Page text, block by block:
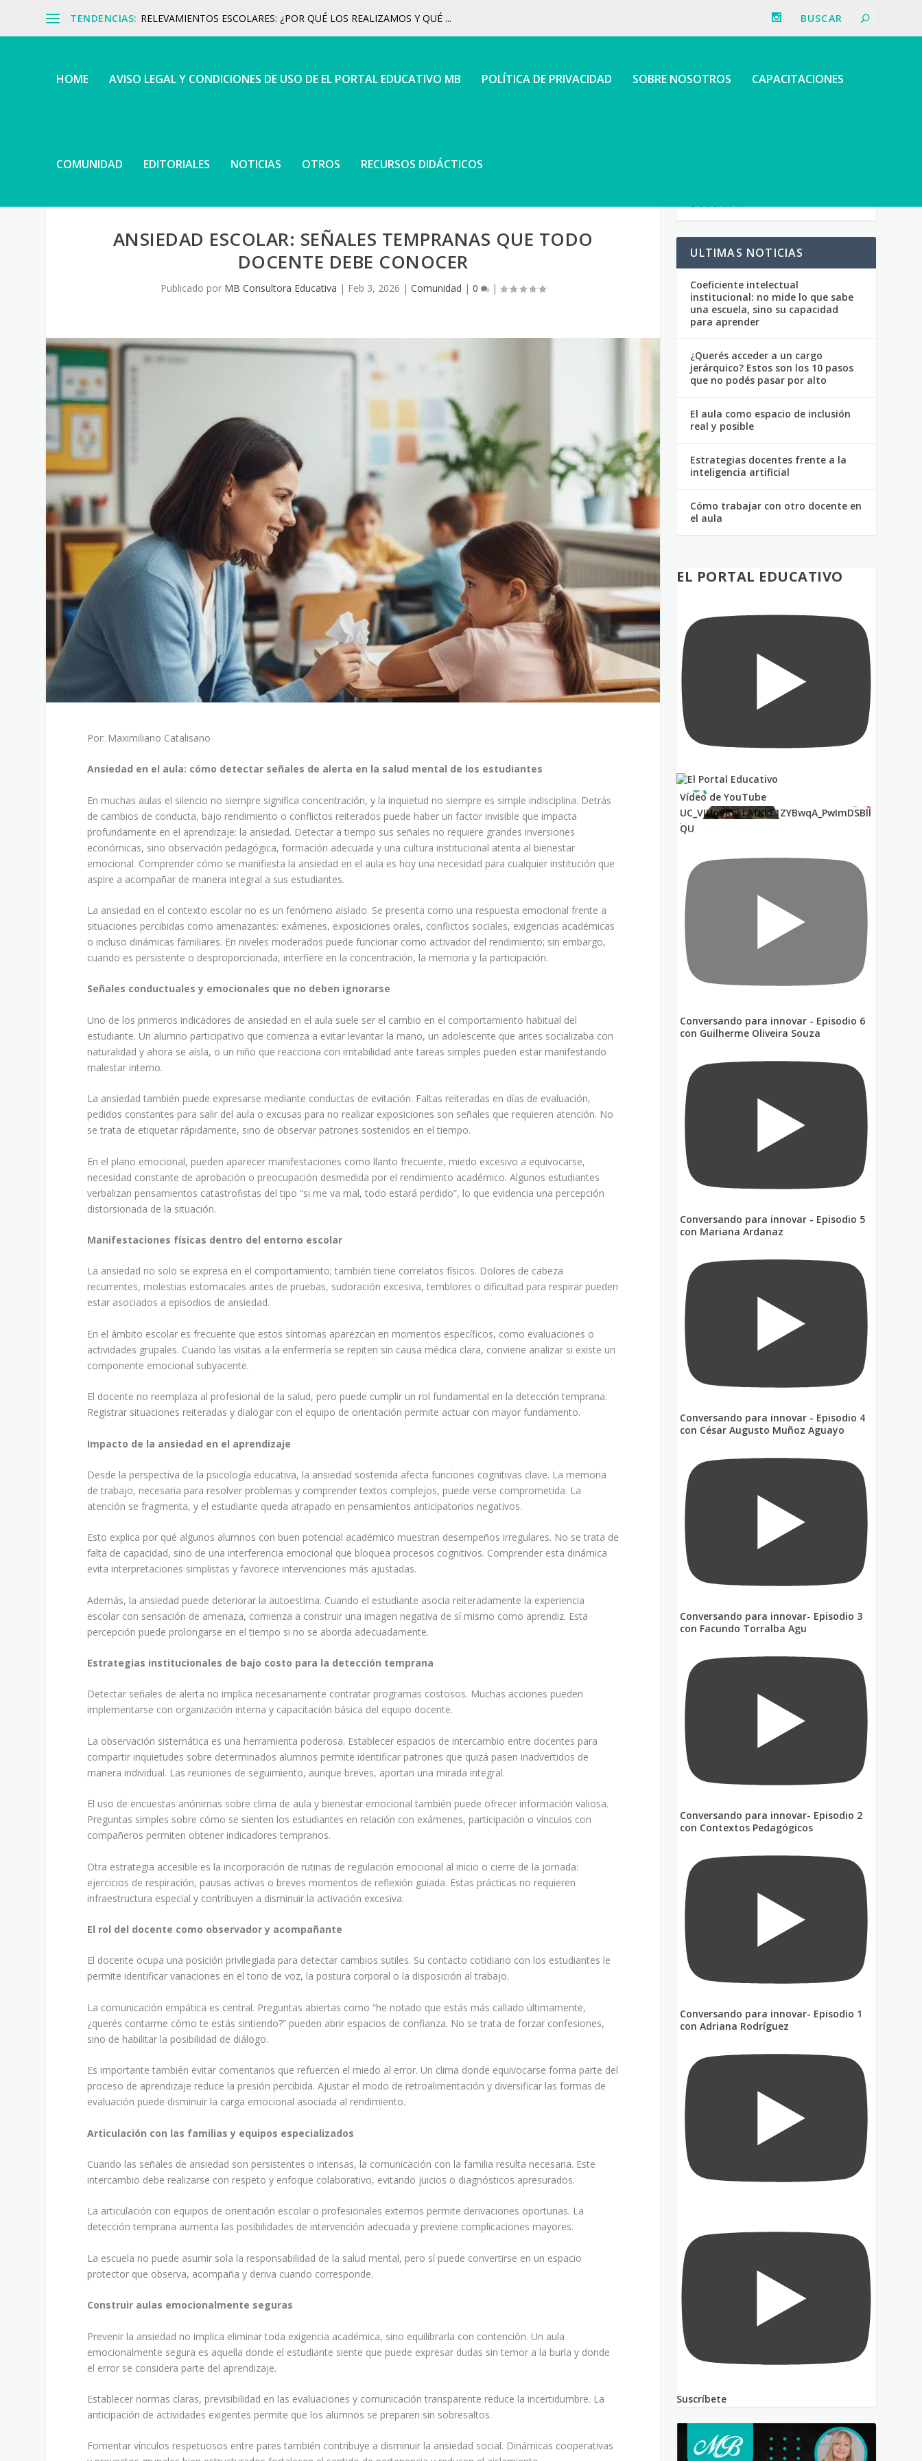
TENDENCIAS: RELEVAMIENTOS ESCOLARES: ¿POR QUÉ LOS REALIZAMOS Y QUÉ ...
HOME AVISO LEGAL Y CONDICIONES DE USO DE EL PORTAL EDUCATIVO MB POLÍTICA DE PRIVACIDAD SOBRE NOSOTROS CAPACITACIONES
COMUNIDAD EDITORIALES NOTICIAS OTROS RECURSOS DIDÁCTICOS
ANSIEDAD ESCOLAR: SEÑALES TEMPRANAS QUE TODO
DOCENTE DEBE CONOCER
Publicado por MB Consultora Educativa | Feb 3, 2026 |Comunidad |0 |
Por: Maximiliano Catalisano
Ansiedad en el aula: cómo detectar señales de alerta en la salud mental de los estudiantes
En muchas aulas el silencio no siempre significa concentración, y la inquietud no siempre es simple indisciplina. Detrás
de cambios de conducta, bajo rendimiento o conflictos reiterados puede haber un factor invisible que impacta
profundamente en el aprendizaje: la ansiedad. Detectar a tiempo sus señales no requiere grandes inversiones
económicas, sino observación pedagógica, formación adecuada y una cultura institucional atenta al bienestar
emocional. Comprender cómo se manifiesta la ansiedad en el aula es hoy una necesidad para cualquier institución que
aspire a acompañar de manera integral a sus estudiantes.
La ansiedad en el contexto escolar no es un fenómeno aislado. Se presenta como una respuesta emocional frente a
situaciones percibidas como amenazantes: exámenes, exposiciones orales, conflictos sociales, exigencias académicas
o incluso dinámicas familiares. En niveles moderados puede funcionar como activador del rendimiento; sin embargo,
cuando es persistente o desproporcionada, interfiere en la concentración, la memoria y la participación.
Señales conductuales y emocionales que no deben ignorarse
Uno de los primeros indicadores de ansiedad en el aula suele ser el cambio en el comportamiento habitual del
estudiante. Un alumno participativo que comienza a evitar levantar la mano, un adolescente que antes socializaba con
naturalidad y ahora se aísla, o un niño que reacciona con irritabilidad ante tareas simples pueden estar manifestando
malestar interno.
La ansiedad también puede expresarse mediante conductas de evitación. Faltas reiteradas en días de evaluación,
pedidos constantes para salir del aula o excusas para no realizar exposiciones son señales que requieren atención. No
se trata de etiquetar rápidamente, sino de observar patrones sostenidos en el tiempo.
En el plano emocional, pueden aparecer manifestaciones como llanto frecuente, miedo excesivo a equivocarse,
necesidad constante de aprobación o preocupación desmedida por el rendimiento académico. Algunos estudiantes
verbalizan pensamientos catastrofistas del tipo “si me va mal, todo estará perdido”, lo que evidencia una percepción
distorsionada de la situación.
Manifestaciones físicas dentro del entorno escolar
La ansiedad no solo se expresa en el comportamiento; también tiene correlatos físicos. Dolores de cabeza
recurrentes, molestias estomacales antes de pruebas, sudoración excesiva, temblores o dificultad para respirar pueden
estar asociados a episodios de ansiedad.
En el ámbito escolar es frecuente que estos síntomas aparezcan en momentos específicos, como evaluaciones o
actividades grupales. Cuando las visitas a la enfermería se repiten sin causa médica clara, conviene analizar si existe un
componente emocional subyacente.
El docente no reemplaza al profesional de la salud, pero puede cumplir un rol fundamental en la detección temprana.
Registrar situaciones reiteradas y dialogar con el equipo de orientación permite actuar con mayor fundamento.
Impacto de la ansiedad en el aprendizaje
Desde la perspectiva de la psicología educativa, la ansiedad sostenida afecta funciones cognitivas clave. La memoria
de trabajo, necesaria para resolver problemas y comprender textos complejos, puede verse comprometida. La
atención se fragmenta, y el estudiante queda atrapado en pensamientos anticipatorios negativos.
Esto explica por qué algunos alumnos con buen potencial académico muestran desempeños irregulares. No se trata de
falta de capacidad, sino de una interferencia emocional que bloquea procesos cognitivos. Comprender esta dinámica
evita interpretaciones simplistas y favorece intervenciones más ajustadas.
Además, la ansiedad puede deteriorar la autoestima. Cuando el estudiante asocia reiteradamente la experiencia
escolar con sensación de amenaza, comienza a construir una imagen negativa de sí mismo como aprendiz. Esta
percepción puede prolongarse en el tiempo si no se aborda adecuadamente.
Estrategias institucionales de bajo costo para la detección temprana
Detectar señales de alerta no implica necesariamente contratar programas costosos. Muchas acciones pueden
implementarse con organización interna y capacitación básica del equipo docente.
La observación sistemática es una herramienta poderosa. Establecer espacios de intercambio entre docentes para
compartir inquietudes sobre determinados alumnos permite identificar patrones que quizá pasen inadvertidos de
manera individual. Las reuniones de seguimiento, aunque breves, aportan una mirada integral.
El uso de encuestas anónimas sobre clima de aula y bienestar emocional también puede ofrecer información valiosa.
Preguntas simples sobre cómo se sienten los estudiantes en relación con exámenes, participación o vínculos con
compañeros permiten obtener indicadores tempranos.
Otra estrategia accesible es la incorporación de rutinas de regulación emocional al inicio o cierre de la jornada:
ejercicios de respiración, pausas activas o breves momentos de reflexión guiada. Estas prácticas no requieren
infraestructura especial y contribuyen a disminuir la activación excesiva.
El rol del docente como observador y acompañante
El docente ocupa una posición privilegiada para detectar cambios sutiles. Su contacto cotidiano con los estudiantes le
permite identificar variaciones en el tono de voz, la postura corporal o la disposición al trabajo.
La comunicación empática es central. Preguntas abiertas como “he notado que estás más callado últimamente,
¿querés contarme cómo te estás sintiendo?” pueden abrir espacios de confianza. No se trata de forzar confesiones,
sino de habilitar la posibilidad de diálogo.
Es importante también evitar comentarios que refuercen el miedo al error. Un clima donde equivocarse forma parte del
proceso de aprendizaje reduce la presión percibida. Ajustar el modo de retroalimentación y diversificar las formas de
evaluación puede disminuir la carga emocional asociada al rendimiento.
Articulación con las familias y equipos especializados
Cuando las señales de ansiedad son persistentes o intensas, la comunicación con la familia resulta necesaria. Este
intercambio debe realizarse con respeto y enfoque colaborativo, evitando juicios o diagnósticos apresurados.
La articulación con equipos de orientación escolar o profesionales externos permite derivaciones oportunas. La
detección temprana aumenta las posibilidades de intervención adecuada y previene complicaciones mayores.
La escuela no puede asumir sola la responsabilidad de la salud mental, pero sí puede convertirse en un espacio
protector que observa, acompaña y deriva cuando corresponde.
Construir aulas emocionalmente seguras
Prevenir la ansiedad no implica eliminar toda exigencia académica, sino equilibrarla con contención. Un aula
emocionalmente segura es aquella donde el estudiante siente que puede expresar dudas sin temor a la burla y donde
el error se considera parte del aprendizaje.
Establecer normas claras, previsibilidad en las evaluaciones y comunicación transparente reduce la incertidumbre. La
anticipación de actividades exigentes permite que los alumnos se preparen sin sobresaltos.
Fomentar vínculos respetuosos entre pares también contribuye a disminuir la ansiedad social. Dinámicas cooperativas
ULTIMAS NOTICIAS
Coeficiente intelectual
institucional: no mide lo que sabe
una escuela, sino su capacidad
para aprender
¿Querés acceder a un cargo
jerárquico? Estos son los 10 pasos
que no podés pasar por alto
El aula como espacio de inclusión
real y posible
Estrategias docentes frente a la
inteligencia artificial
Cómo trabajar con otro docente en
el aula
EL PORTAL EDUCATIVO
Vídeo de YouTube
UC_VIUnVRSkLAfKkF1ZYBwqA_PwImDSBll
QU
Conversando para innovar - Episodio 6
con Guilherme Oliveira Souza
Conversando para innovar - Episodio 5
con Mariana Ardanaz
Conversando para innovar - Episodio 4
con César Augusto Muñoz Aguayo
Conversando para innovar- Episodio 3
con Facundo Torralba Agu
Conversando para innovar- Episodio 2
con Contextos Pedagógicos
Conversando para innovar- Episodio 1
con Adriana Rodríguez
Suscríbete